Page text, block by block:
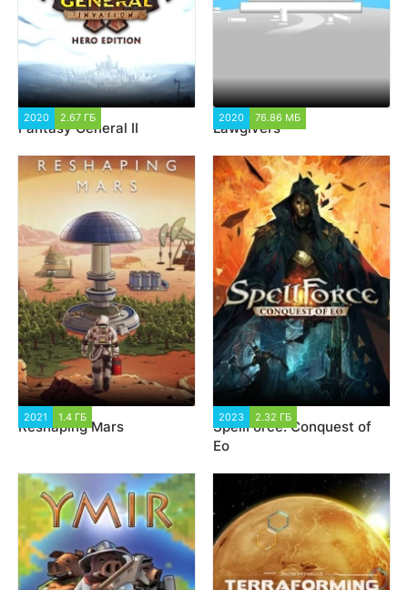
2020 2.67 ГБ
Fantasy General II
2020 76.86 МБ
Lawgivers
2021 1.4 ГБ
Reshaping Mars
2023 2.32 ГБ
SpellForce: Conquest of
Eo